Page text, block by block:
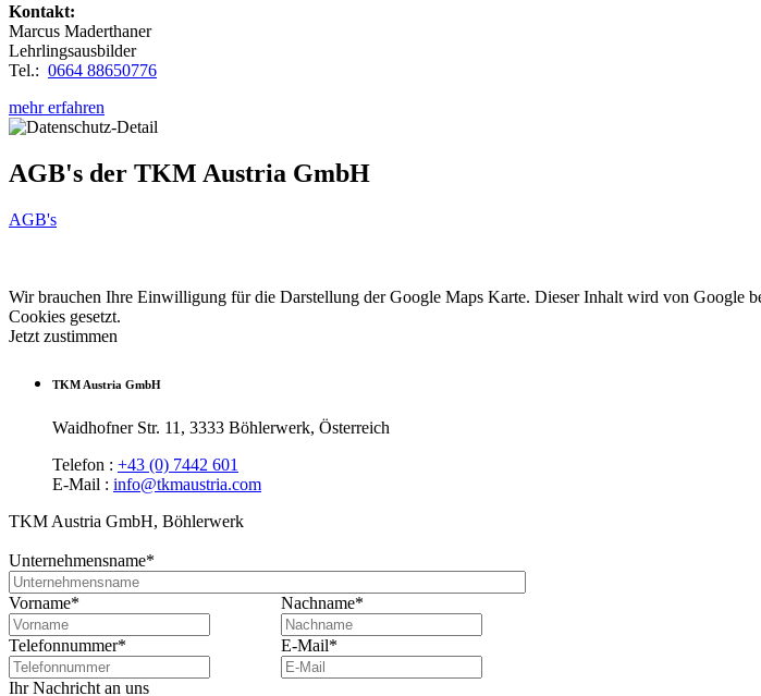
Kontakt:
Marcus Maderthaner
Lehrlingsausbilder
Tel.: 0664 88650776
mehr erfahren
AGB's der TKM Austria GmbH
AGB's
Wir brauchen Ihre Einwilligung für die Darstellung der Google Maps Karte. Dieser Inhalt wird von Google
Cookies gesetzt.
Jetzt zustimmen
TKM Austria GmbH
Waidhofner Str. 11, 3333 Böhlerwerk, Österreich
Telefon : +43 (0) 7442 601
E-Mail : info@tkmaustria.com
TKM Austria GmbH, Böhlerwerk
Unternehmensname*
Vorname* Nachname*
Telefonnummer* E-Mail*
Ihr Nachricht an uns